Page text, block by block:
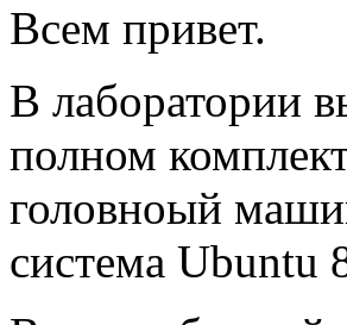
Всем привет.
В лаборатории
полном
головноый
система Ubuntu